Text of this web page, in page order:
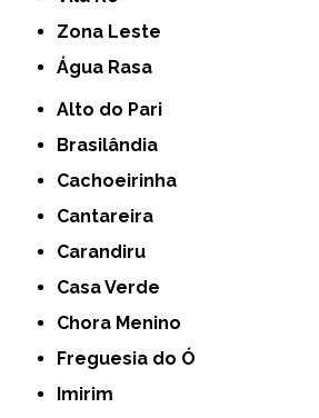
Zona Leste
Água Rasa
Alto do Pari
Brasilândia
Cachoeirinha
Cantareira
Carandiru
Casa Verde
Chora Menino
Freguesia do Ó
Imirim